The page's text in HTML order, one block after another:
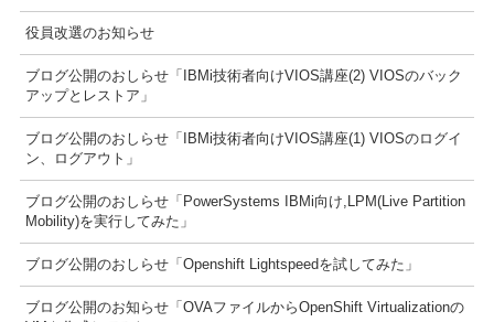
役員改選のお知らせ
ブログ公開のおしらせ「IBMi技術者向けVIOS講座(2) VIOSのバック
アップとレストア」
ブログ公開のおしらせ「IBMi技術者向けVIOS講座(1) VIOSのログイ
ン、ログアウト」
ブログ公開のおしらせ「PowerSystems IBMi向け,LPM(Live Partition
Mobility)を実行してみた」
ブログ公開のおしらせ「Openshift Lightspeedを試してみた」
ブログ公開のお知らせ「OVAファイルからOpenShift Virtualizationの